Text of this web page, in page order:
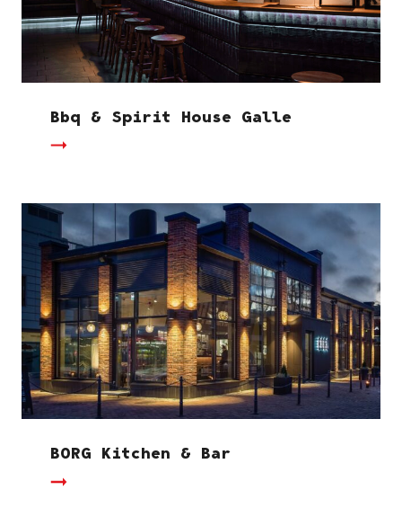
Bbq & Spirit House Galle
BORG Kitchen & Bar